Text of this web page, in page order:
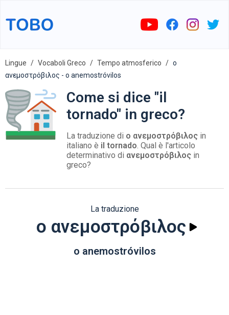
Lingue Vocaboli Greco Tempo atmosferico
ο
ανεμοστρόβιλος - o anemostróvilos
Come si dice "il
tornado" in greco?
La traduzione di ο ανεμοστρόβιλος in
italiano è il tornado. Qual è l'articolo
determinativo di ανεμοστρόβιλος in
greco?
La traduzione
ο ανεμοστρόβιλος
o anemostróvilos